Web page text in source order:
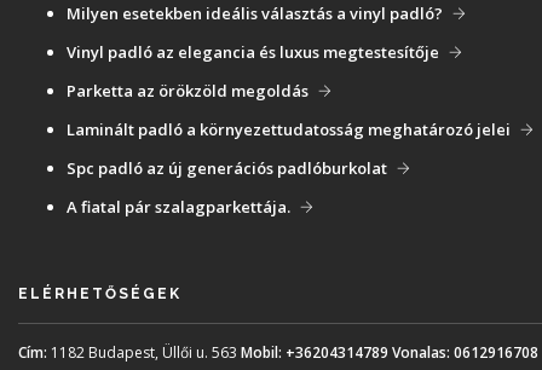
Milyen esetekben ideális választás a vinyl padló?
Vinyl padló az elegancia és luxus megtestesítője
Parketta az örökzöld megoldás
Laminált padló a környezettudatosság meghatározó jelei
Spc padló az új generációs padlóburkolat
A fiatal pár szalagparkettája.
ELÉRHETŐSÉGEK
Cím: 1182 Budapest, Üllői u. 563 Mobil: +36204314789 Vonalas: 0612916708